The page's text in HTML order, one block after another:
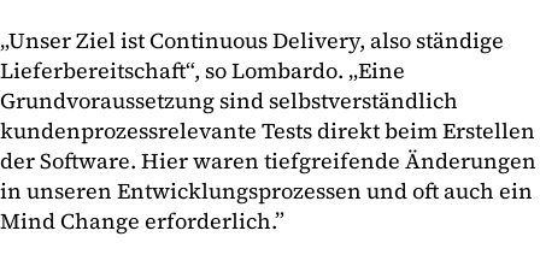
„Unser Ziel ist Continuous Delivery, also ständige
Lieferbereitschaft“, so Lombardo. „Eine
Grundvoraussetzung sind selbstverständlich
kundenprozessrelevante Tests direkt beim Erstellen
der Software. Hier waren tiefgreifende Änderungen
in unseren Entwicklungsprozessen und oft auch ein
Mind Change erforderlich.”